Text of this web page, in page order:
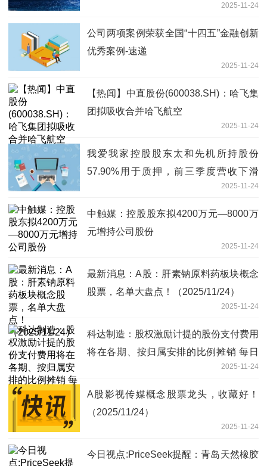
2025-11-24
公司两项案例荣获全国“十四五”金融创新
优秀案例-速递
2025-11-24
【热闻】中直股份(600038.SH)：哈飞集
团拟吸收合并哈飞航空
2025-11-24
我爱我家控股股东太和先机所持股份
57.90%用于质押，前三季度营收下滑
2025-11-24
中触媒：控股股东拟4200万元—8000万
元增持公司股份
2025-11-24
最新消息：A股：肝素钠原料药板块概念
股票，名单大盘点！（2025/11/24）
2025-11-24
科达制造：股权激励计提的股份支付费用
将在各期、按归属安排的比例摊销 每日
2025-11-24
A股影视传媒概念股票龙头，收藏好！
（2025/11/24）
2025-11-24
今日视点:PriceSeek提醒：青岛天然橡胶